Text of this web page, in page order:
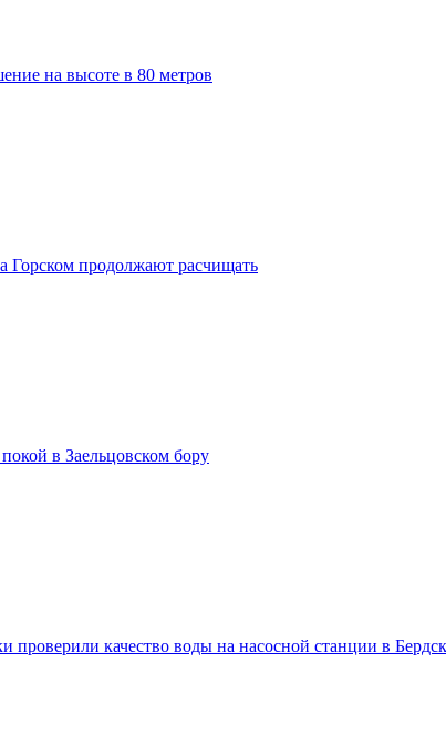
на высоте в 80 метров
Горском продолжают расчищать
в Заельцовском бору
проверили качество воды на насосной станции в